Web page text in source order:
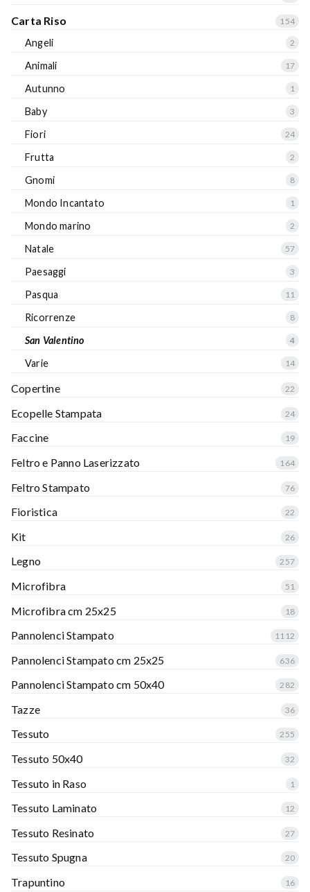
Carta Riso 154
Angeli 2
Animali 17
Autunno 1
Baby 3
Fiori 24
Frutta 2
Gnomi 8
Mondo Incantato 1
Mondo marino 2
Natale 57
Paesaggi 3
Pasqua 11
Ricorrenze 8
San Valentino 4
Varie 14
Copertine 22
Ecopelle Stampata 24
Faccine 19
Feltro e Panno Laserizzato 164
Feltro Stampato 76
Fioristica 22
Kit 26
Legno 257
Microfibra 51
Microfibra cm 25x25 18
Pannolenci Stampato 1112
Pannolenci Stampato cm 25x25 636
Pannolenci Stampato cm 50x40 282
Tazze 36
Tessuto 255
Tessuto 50x40 32
Tessuto in Raso 1
Tessuto Laminato 12
Tessuto Resinato 27
Tessuto Spugna 20
Trapuntino 16